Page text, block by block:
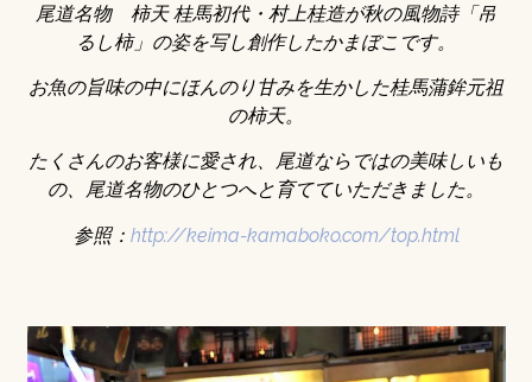
尾道名物 柿天 桂馬初代・村上桂造が秋の風物詩「吊
るし柿」の姿を写し創作したかまぼこです。
お魚の旨味の中にほんのり甘みを生かした桂馬蒲鉾元祖
の柿天。
たくさんのお客様に愛され、尾道ならではの美味しいも
の、尾道名物のひとつへと育てていただきました。
参照： http://keima-kamaboko.com/top.html